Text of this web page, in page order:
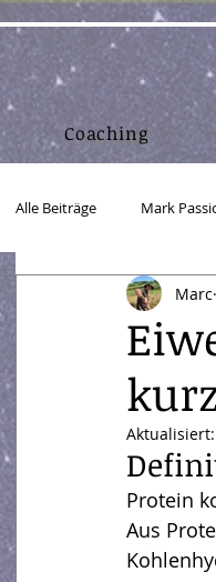
Coaching
Alle Beiträge Mark
Lebensmittel
Körper
Webdesign
Workflow - Arbeitsfluss
Marc
Aktualisiert:
Protein
Aus